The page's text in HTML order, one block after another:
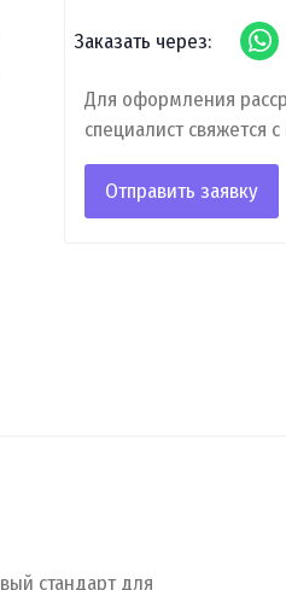
Заказать через:
Для оформления
специалист свяжется
Отправить заявку
стандарт для